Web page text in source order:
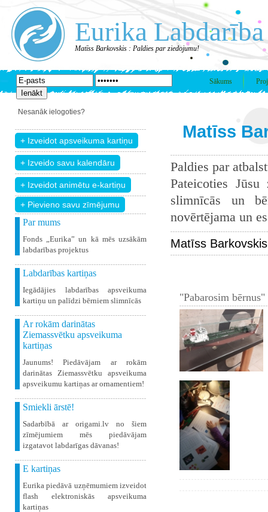
Eurika Labdarība
Matīss Barkovskis : Paldies par ziedojumu!
Sākums
Nesanāk ielogoties?
+ Pievieno savu zīmējumu
Par mums
Fonds „Eurika” un kā mēs uzsākām
labdarības projektus
Labdarības kartiņas
Iegādājies labdarības apsveikuma
kartiņu un palīdzi bērniem slimnīcās
Ar rokām darinātas
Ziemassvētku apsveikuma
kartiņas
Jaunums! Piedāvājam ar rokām
darinātas Ziemassvētku apsveikuma
apsveikumu kartiņas ar ornamentiem!
Smiekli ārstē!
Sadarbībā ar origami.lv no šiem
zīmējumiem mēs piedāvājam
izgatavot labdarīgas dāvanas!
E kartiņas
Eurika piedāvā uzņēmumiem izveidot
flash elektroniskās apsveikuma
kartiņas
Matīss
Paldies par
Pateicoties
slimnīcās un
novērtējama un
Matīss
"Pabarosim